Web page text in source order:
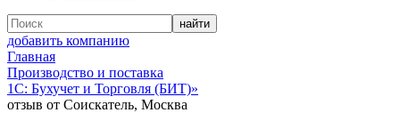
добавить компанию
Главная
Производство и поставка
1С: Бухучет и Торговля (БИТ)»
отзыв от Соискатель, Москва